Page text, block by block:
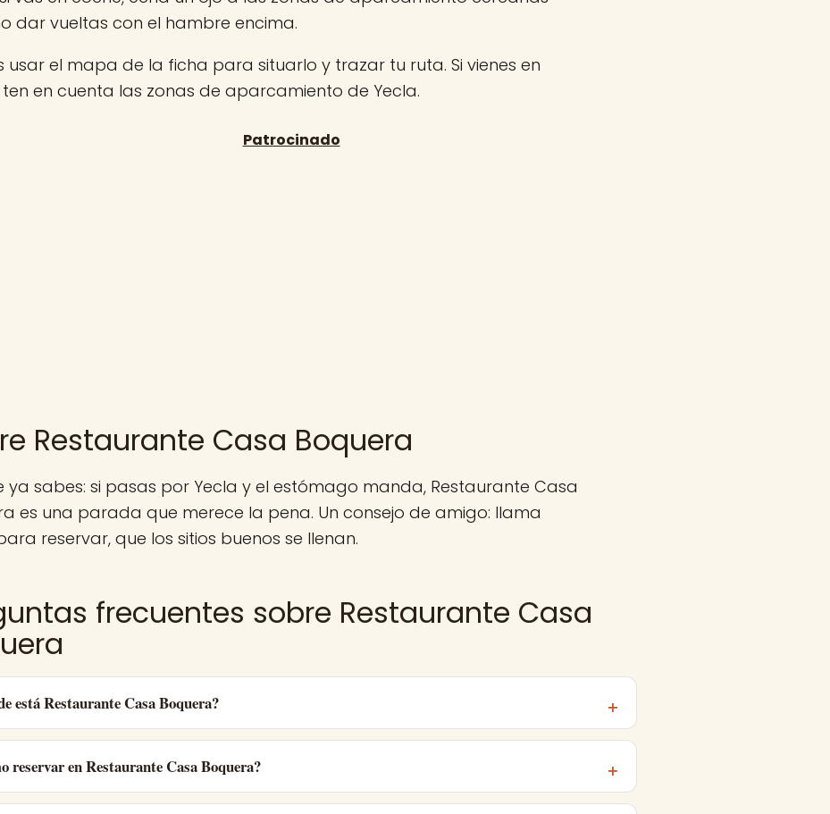
dar vueltas con el hambre encima.
usar el mapa de la ficha para situarlo y trazar tu ruta. Si vienes en
en cuenta las zonas de aparcamiento de Yecla.
Restaurante Casa Boquera
ya sabes: si pasas por Yecla y el estómago manda, Restaurante Casa
es una parada que merece la pena. Un consejo de amigo: llama
reservar, que los sitios buenos se llenan.
frecuentes sobre Restaurante Casa
está Restaurante Casa Boquera?
reservar en Restaurante Casa Boquera?